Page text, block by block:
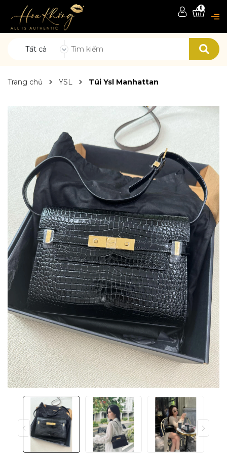
Tất cả
0
Trang chủ YSL Túi Ysl Manhattan